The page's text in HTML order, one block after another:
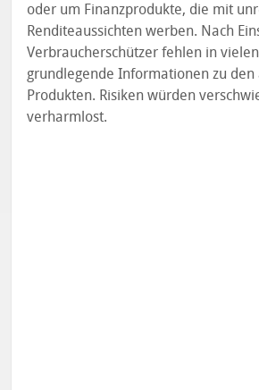
oder um Finanzprodukte, die mit
Renditeaussichten werben. Nach
Verbraucherschützer fehlen in
grundlegende Informationen zu den
Produkten. Risiken würden
verharmlost.